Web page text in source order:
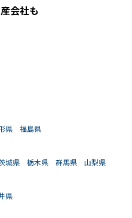
会社も
県
福島県
城県 栃木県 群馬県
山梨県
県